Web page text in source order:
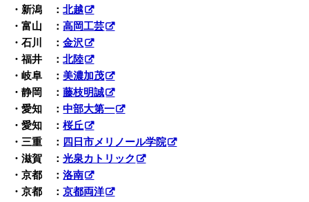
・新潟 ：北越
・富山 ：高岡工芸
・石川 ：金沢
・福井 ：北陸
・岐阜 ：美濃加茂
・静岡 ：藤枝明誠
・愛知 ：中部大第一
・愛知 ：桜丘
・三重 ： 四日市メリノール学院
・滋賀 ：光泉カトリック
・京都 ：洛南
・京都 ：京都両洋